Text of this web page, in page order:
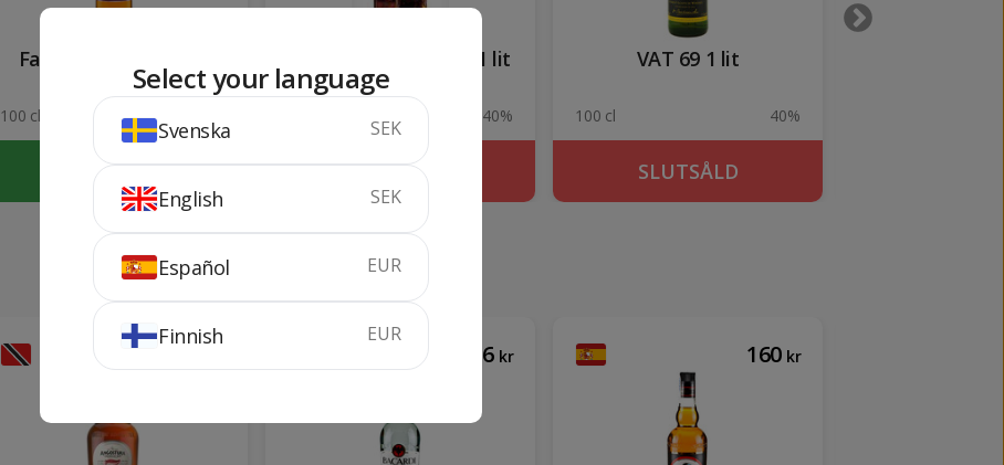
Famous Grouse 1 Lit
100 cl
KÖP
Cardhu 12 years old 1 lit
40%
SLUTSÅLD
VAT 69 1 lit
100 cl 40%
SLUTSÅLD
216 kr 160 kr
Select your language
Svenska SEK
English SEK
Español EUR
Finnish EUR